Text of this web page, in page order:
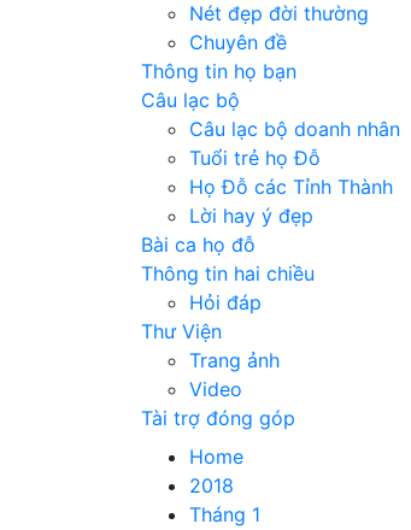
Nét đẹp đời thường
Chuyên đề
Thông tin họ bạn
Câu lạc bộ
Câu lạc bộ doanh nhân
Tuổi trẻ họ Đỗ
Họ Đỗ các Tỉnh Thành
Lời hay ý đẹp
Bài ca họ đỗ
Thông tin hai chiều
Hỏi đáp
Thư Viện
Trang ảnh
Video
Tài trợ đóng góp
Home
2018
Tháng 1